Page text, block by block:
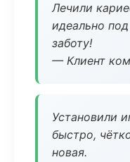
Лечили
идеально
заботу!
— Клиент
Установили
быстро,
новая.